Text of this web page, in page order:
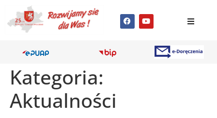
Kategoria:
Aktualności